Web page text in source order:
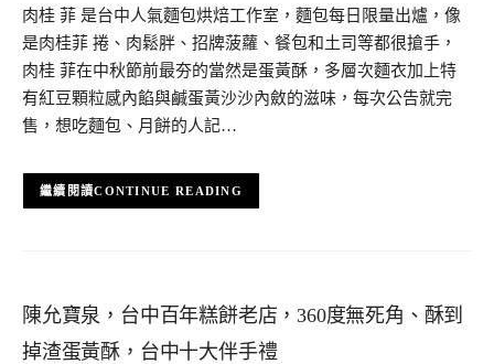
肉桂 菲 是台中人氣麵包烘焙工作室，麵包每日限量出爐，像
是肉桂菲 捲、肉鬆胖、招牌菠蘿、餐包和土司等都很搶手，
肉桂 菲在中秋節前最夯的當然是蛋黃酥，多層次麵衣加上特
有紅豆顆粒感內餡與鹹蛋黃沙沙內斂的滋味，每次公告就完
售，想吃麵包、月餅的人記…
CONTINUE READING
陳允寶泉，台中百年糕餅老店，360度無死角、酥到
掉渣蛋黃酥，台中十大伴手禮